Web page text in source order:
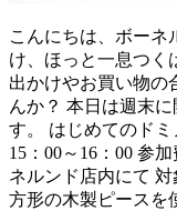
こんにちは、ボーネ
け、ほっと一息つく
出かけやお買い物の
んか？ 本日は週末
す。 はじめてのドミ
15：00～16：00 参
ネルンド店内にて
方形の木製ピース